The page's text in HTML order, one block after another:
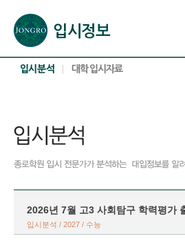
2026년 7월 고3 사회탐구 학력평가
입시분석 / 2027 / 수능